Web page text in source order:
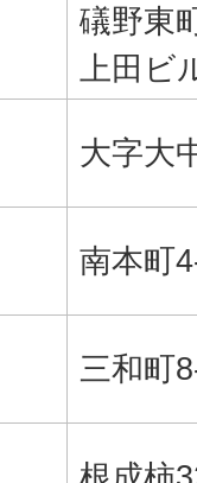
礒野東
上田ビ
大字大
南本町
三和町